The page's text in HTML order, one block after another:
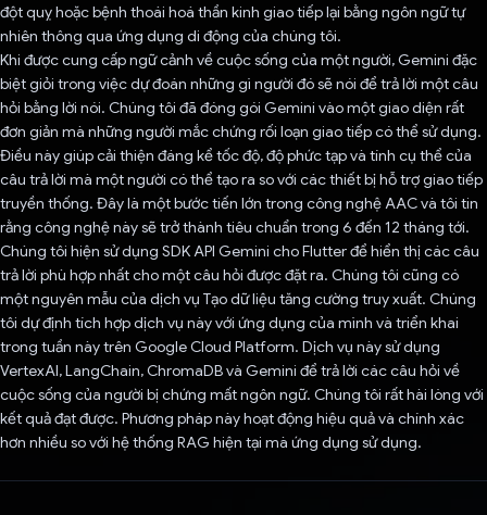
đột quỵ hoặc bệnh thoái hoá thần kinh giao tiếp lại bằng ngôn ngữ tự
nhiên thông qua ứng dụng di động của chúng tôi.
Khi được cung cấp ngữ cảnh về cuộc sống của một người, Gemini đặc
biệt giỏi trong việc dự đoán những gì người đó sẽ nói để trả lời một câu
hỏi bằng lời nói. Chúng tôi đã đóng gói Gemini vào một giao diện rất
đơn giản mà những người mắc chứng rối loạn giao tiếp có thể sử dụng.
Điều này giúp cải thiện đáng kể tốc độ, độ phức tạp và tính cụ thể của
câu trả lời mà một người có thể tạo ra so với các thiết bị hỗ trợ giao tiếp
truyền thống. Đây là một bước tiến lớn trong công nghệ AAC và tôi tin
rằng công nghệ này sẽ trở thành tiêu chuẩn trong 6 đến 12 tháng tới.
Chúng tôi hiện sử dụng SDK API Gemini cho Flutter để hiển thị các câu
trả lời phù hợp nhất cho một câu hỏi được đặt ra. Chúng tôi cũng có
một nguyên mẫu của dịch vụ Tạo dữ liệu tăng cường truy xuất. Chúng
tôi dự định tích hợp dịch vụ này với ứng dụng của mình và triển khai
trong tuần này trên Google Cloud Platform. Dịch vụ này sử dụng
VertexAI, LangChain, ChromaDB và Gemini để trả lời các câu hỏi về
cuộc sống của người bị chứng mất ngôn ngữ. Chúng tôi rất hài lòng với
kết quả đạt được. Phương pháp này hoạt động hiệu quả và chính xác
hơn nhiều so với hệ thống RAG hiện tại mà ứng dụng sử dụng.